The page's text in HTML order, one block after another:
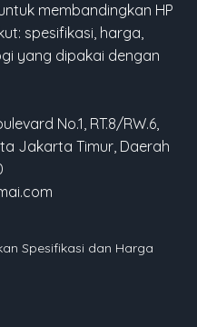
membandingkan HP
spesifikasi, harga,
yang dipakai dengan
No.1, RT.8/RW.6,
Jakarta Timur, Daerah
Spesifikasi dan Harga